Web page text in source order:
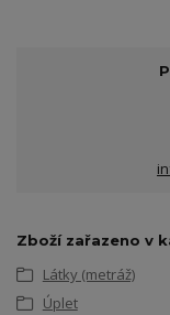
Zboží zařazeno v
Látky (metráž)
Úplet